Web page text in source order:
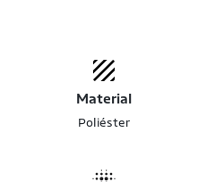
Material
Poliéster